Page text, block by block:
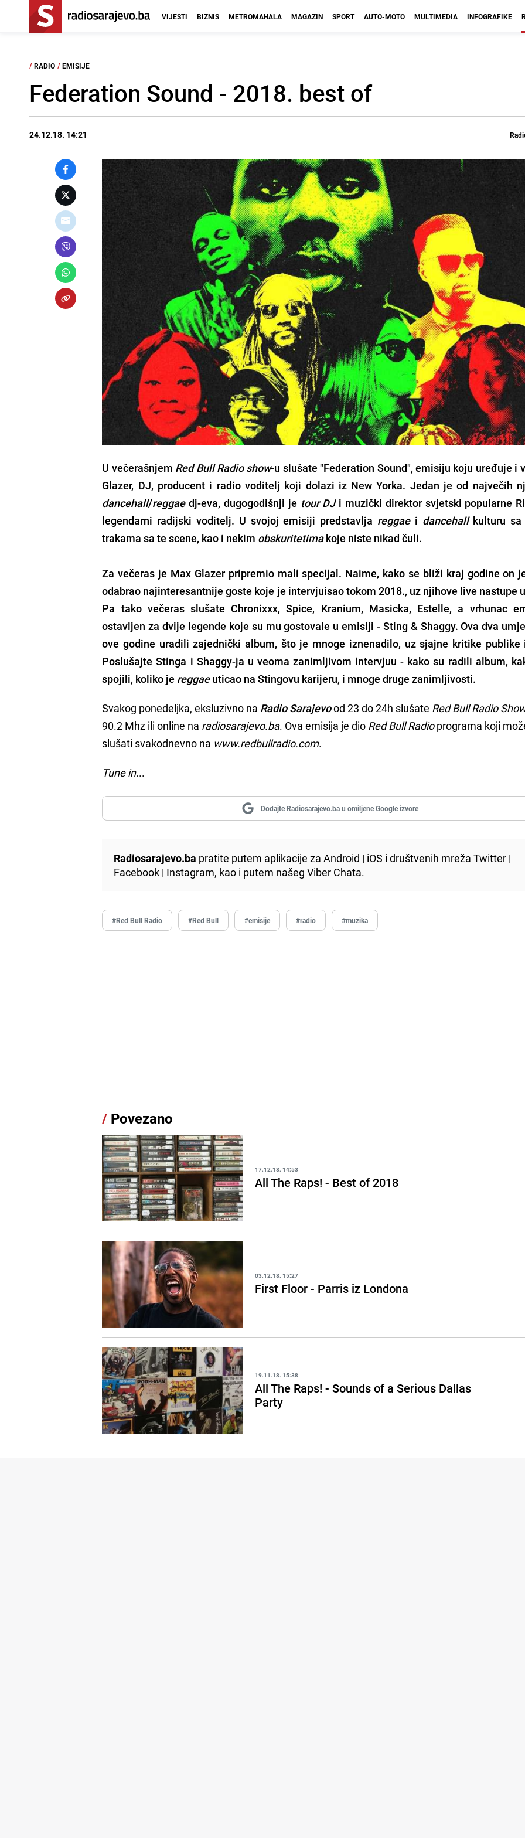
VIJESTI BIZNIS METROMAHALA MAGAZIN SPORT AUTO-MOTO MULTIMEDIA INFOGRAFIKE
/ RADIO / EMISIJE
Federation Sound - 2018. best of
24.12.18. 14:21
U večerašnjem Red Bull Radio show-u slušate "Federation Sound", emisiju koju uređuje i
Glazer, DJ, producent i radio voditelj koji dolazi iz New Yorka. Jedan je od največih
dancehall/reggaedj-eva, dugogodišnji je tour DJi muzički direktor svjetski popularne
legendarni radijski voditelj. U svojoj emisiji predstavlja reggaei dancehallkulturu sa
trakama sa te scene, kao i nekim obskuritetimakoje niste nikad čuli.
Za večeras je Max Glazerpripremio mali specijal. Naime, kako se bliži kraj godine on
odabrao najinteresantnije goste koje je intervjuisao tokom 2018., uz njihove live nastupe
Pa tako večeras slušateChronixxx,Spice, Kranium, Masicka, Estelle, a vrhunac
ostavljen za dvije legende koje su mu gostovale u emisiji - Sting & Shaggy. Ova dva
ove godine uradili zajednički album, što je mnoge iznenadilo, uz sjajne kritike publike
Poslušajte Stinga i Shaggy-ja u veoma zanimljivom intervjuu - kako su radili album,
spojili, koliko je reggaeuticao na Stingovu karijeru, i mnoge druge zanimljivosti.
Svakog ponedeljka, eksluzivno na Radio Sarajevood 23 do 24h slušate Red Bull Radio
90.2 Mhz ili online na radiosarajevo.ba. Ova emisija je dio Red Bull Radioprograma koji
slušati svakodnevno na www.redbullradio.com.
Tune in...
Dodajte Radiosarajevo.ba u omiljene Google izvore
Radiosarajevo.ba pratite putem aplikacije zaAndroid | iOS i društvenih mrežaTwitter |
Facebook | Instagram, kao i putem našegViber Chata.
#Red Bull Radio #Red Bull #emisije #radio #muzika
/ Povezano
17.12.18. 14:53
All The Raps! - Best of 2018
03.12.18. 15:27
First Floor - Parris iz Londona
19.11.18. 15:38
All The Raps! - Sounds of a Serious Dallas
Party